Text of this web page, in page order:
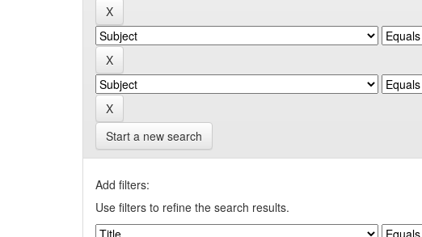
Start a new search
Add filters:
Use filters to refine the search results.